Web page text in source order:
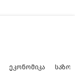
ᲔᲙᲝᲜᲝᲛᲘᲙᲐ